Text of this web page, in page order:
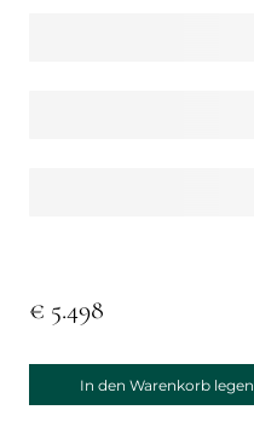
€ 5.498
In den Warenkorb legen